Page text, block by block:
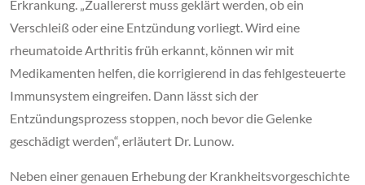
Erkrankung. „Zuallererst muss geklärt werden, ob ein
Verschleiß oder eine Entzündung vorliegt. Wird eine
rheumatoide Arthritis früh erkannt, können wir mit
Medikamenten helfen, die korrigierend in das fehlgesteuerte
Immunsystem eingreifen. Dann lässt sich der
Entzündungsprozess stoppen, noch bevor die Gelenke
geschädigt werden“, erläutert Dr. Lunow.
Neben einer genauen Erhebung der Krankheitsvorgeschichte